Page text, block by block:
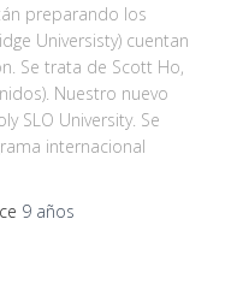
preparando los
Universisty) cuentan
Se trata de Scott Ho,
Nuestro nuevo
SLO University. Se
internacional
9 años